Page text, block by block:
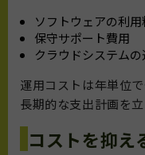
ソフトウェアの利用
保守サポート費用
クラウドシステム
運用コストは年単位
長期的な支出計画を
コストを抑え